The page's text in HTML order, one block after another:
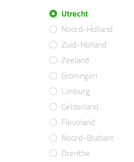
Utrecht
Noord-Holland
Zuid-Holland
Zeeland
Groningen
Limburg
Gelderland
Flevoland
Noord-Brabant
Drenthe